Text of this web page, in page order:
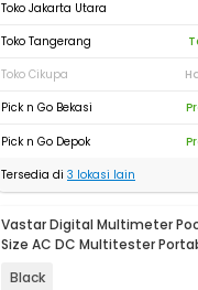
Toko Jakarta Utara
Toko Tangerang
Toko Cikupa
Pick n Go Bekasi
Pick n Go Depok
Tersedia di 3 lokasi lain
Vastar Digital Multimeter
Size AC DC Multitester
Black